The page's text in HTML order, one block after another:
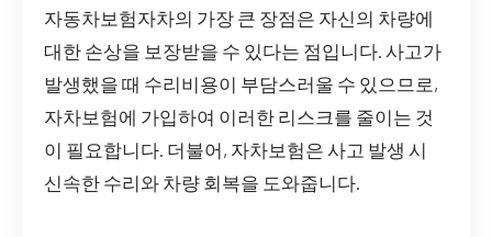
자동차보험자차의 가장 큰 장점은 자신의 차량에
대한 손상을 보장받을 수 있다는 점입니다. 사고가
발생했을 때 수리비용이 부담스러울 수 있으므로,
자차보험에 가입하여 이러한 리스크를 줄이는 것
이 필요합니다. 더불어, 자차보험은 사고 발생 시
신속한 수리와 차량 회복을 도와줍니다.